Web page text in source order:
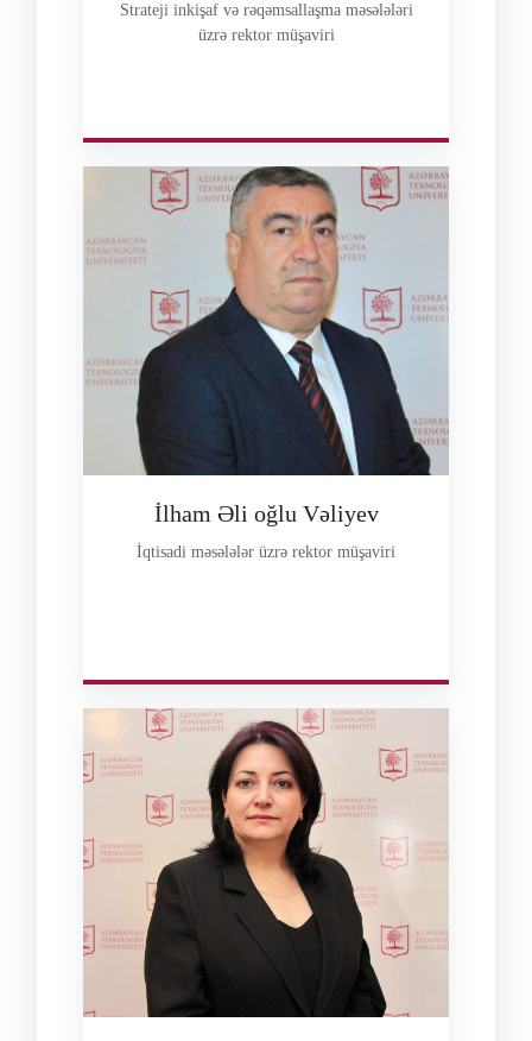
Strateji inkişaf və rəqəmsallaşma məsələləri
üzrə rektor müşaviri
İlham Əli oğlu Vəliyev
İqtisadi məsələlər üzrə rektor müşaviri